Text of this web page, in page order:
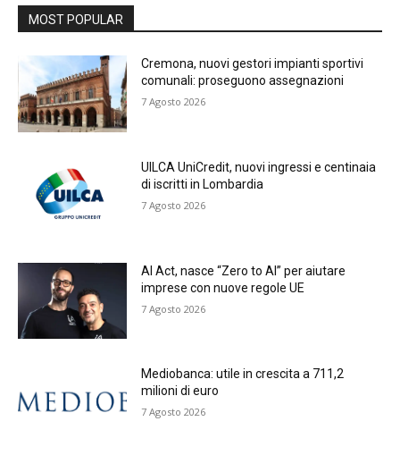
MOST POPULAR
Cremona, nuovi gestori impianti sportivi
comunali: proseguono assegnazioni
7 Agosto 2026
UILCA UniCredit, nuovi ingressi e centinaia
di iscritti in Lombardia
7 Agosto 2026
AI Act, nasce “Zero to AI” per aiutare
imprese con nuove regole UE
7 Agosto 2026
Mediobanca: utile in crescita a 711,2
milioni di euro
7 Agosto 2026